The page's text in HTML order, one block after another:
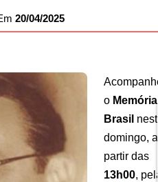
20/04/2025
o Memória
Brasil
domingo, a
partir das
13h00,